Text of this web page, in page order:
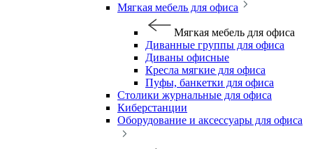
Мягкая мебель для офиса
Мягкая мебель для офиса
Диванные группы для офиса
Диваны офисные
Кресла мягкие для офиса
Пуфы, банкетки для офиса
Столики журнальные для офиса
Киберстанции
Оборудование и аксессуары для офиса